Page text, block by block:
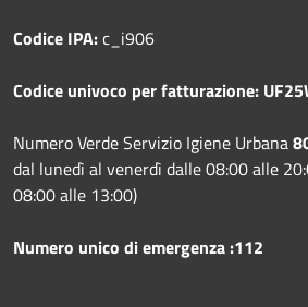
Codice IPA:c_i906
Codice univoco per fatturazione:
Numero Verde Servizio Igiene Urbana
dal lunedì al venerdì dalle 08:00 alle
08:00 alle 13:00)
Numero unico di emergenza :112